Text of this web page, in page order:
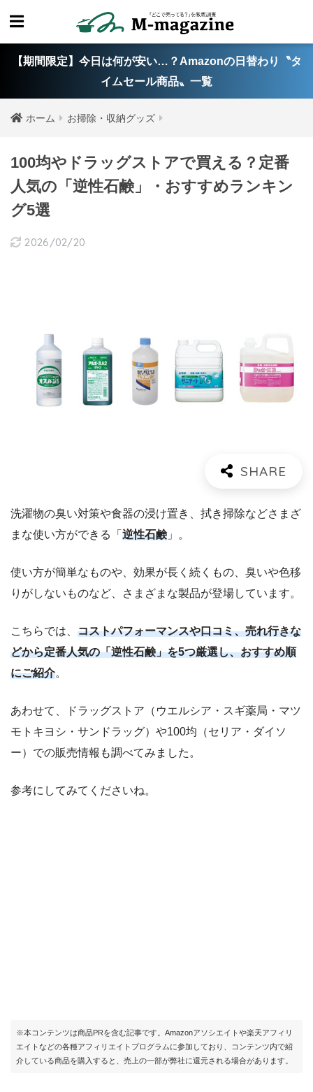
【期間限定】今日は何が安い…？Amazonの日替わり〝タ
イムセール商品〟一覧
ホーム お掃除・収納グッズ
100均やドラッグストアで買える？定番
人気の「逆性石鹸」・おすすめランキン
グ5選
2026/02/20
洗濯物の臭い対策や食器の浸け置き、拭き掃除などさまざ
まな使い方ができる「 逆性石鹸 」。
使い方が簡単なものや、効果が長く続くもの、臭いや色移
りがしないものなど、さまざまな製品が登場しています。
こちらでは、 コストパフォーマンスや口コミ、売れ行きな
どから定番人気の「逆性石鹸」を5つ厳選し、おすすめ順
にご紹介。
あわせて、ドラッグストア（ウエルシア・スギ薬局・マツ
モトキヨシ・サンドラッグ）や100均（セリア・ダイソ
ー）での販売情報も調べてみました。
参考にしてみてくださいね。
※本コンテンツは商品PRを含む記事です。Amazonアソシエイトや楽天アフィリ
エイトなどの各種アフィリエイトプログラムに参加しており、コンテンツ内で紹
介している商品を購入すると、売上の一部が弊社に還元される場合があります。